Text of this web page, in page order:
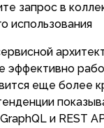
запрос в
использования
эффективно
еще более
и REST